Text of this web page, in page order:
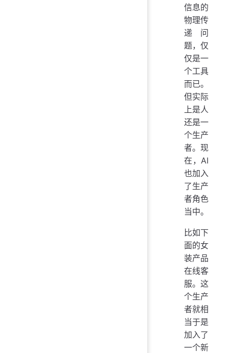
信息的
物理传
递问
题，仅
仅是一
个工具
而已。
但实际
上是人
还是一
个生产
者。现
在，AI
也加入
了生产
者角色
当中。
比如下
面的女
装产品
在线客
服。这
个生产
者就相
当于是
加入了
一个新